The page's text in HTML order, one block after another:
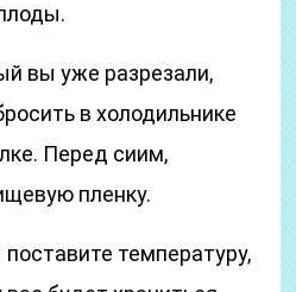
вы уже разрезали,
в холодильнике
Перед сиим,
пленку.
температуру,